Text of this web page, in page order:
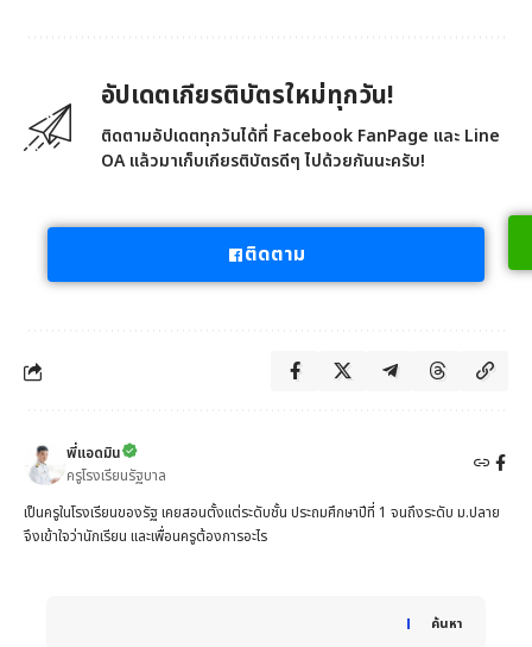
อัปเดตเกียรติบัตรใหม่ทุกวัน!
ติดตามอัปเดตทุกวันได้ที่ Facebook FanPage และ Line
OA แล้วมาเก็บเกียรติบัตรดีๆ ไปด้วยกันนะครับ!
ติดตาม
พี่แอดมิน
ครูโรงเรียนรัฐบาล
เป็นครูในโรงเรียนของรัฐ เคยสอนตั้งแต่ระดับชั้น ประถมศึกษาปีที่ 1 จนถึงระดับ ม.ปลาย
จึงเข้าใจว่านักเรียน และเพื่อนครูต้องการอะไร
ค้นหา
When autocomplete results are available use up and